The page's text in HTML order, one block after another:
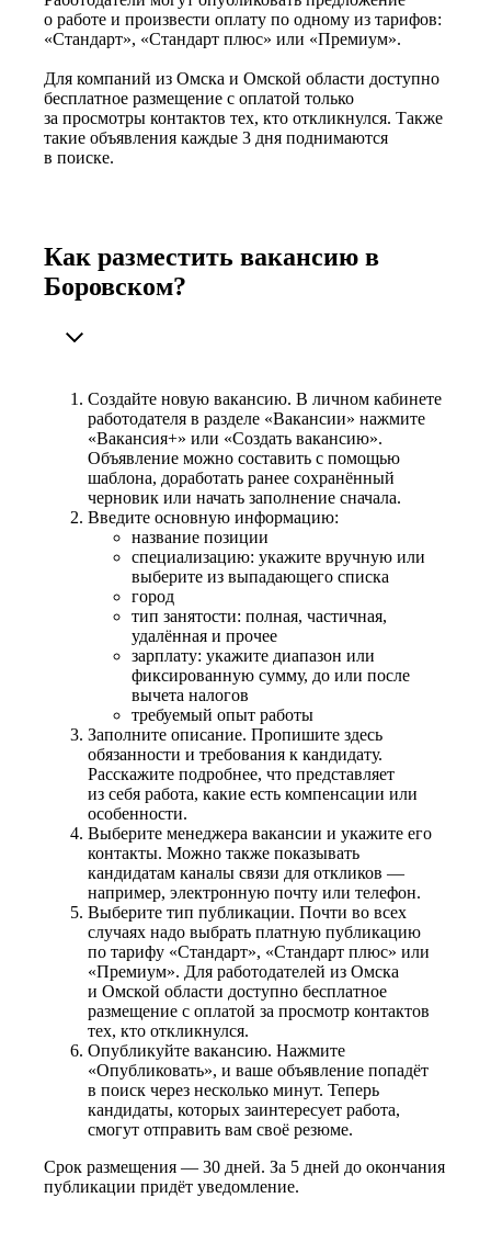
о работе и произвести оплату по одному из тарифов:
«Стандарт», «Стандарт плюс» или «Премиум».
Для компаний из Омска и Омской области доступно
бесплатное размещение с оплатой только
за просмотры контактов тех, кто откликнулся. Также
такие объявления каждые 3 дня поднимаются
в поиске.
Как разместить вакансию в
Боровском?
Создайте новую вакансию. В личном кабинете
работодателя в разделе «Вакансии» нажмите
«Вакансия+» или «Создать вакансию».
Объявление можно составить с помощью
шаблона, доработать ранее сохранённый
черновик или начать заполнение сначала.
Введите основную информацию:
название позиции
специализацию: укажите вручную или
выберите из выпадающего списка
город
тип занятости: полная, частичная,
удалённая и прочее
зарплату: укажите диапазон или
фиксированную сумму, до или после
вычета налогов
требуемый опыт работы
Заполните описание. Пропишите здесь
обязанности и требования к кандидату.
Расскажите подробнее, что представляет
из себя работа, какие есть компенсации или
особенности.
Выберите менеджера вакансии и укажите его
контакты. Можно также показывать
кандидатам каналы связи для откликов —
например, электронную почту или телефон.
Выберите тип публикации. Почти во всех
случаях надо выбрать платную публикацию
по тарифу «Стандарт», «Стандарт плюс» или
«Премиум». Для работодателей из Омска
и Омской области доступно бесплатное
размещение с оплатой за просмотр контактов
тех, кто откликнулся.
Опубликуйте вакансию. Нажмите
«Опубликовать», и ваше объявление попадёт
в поиск через несколько минут. Теперь
кандидаты, которых заинтересует работа,
смогут отправить вам своё резюме.
Срок размещения — 30 дней. За 5 дней до окончания
публикации придёт уведомление.